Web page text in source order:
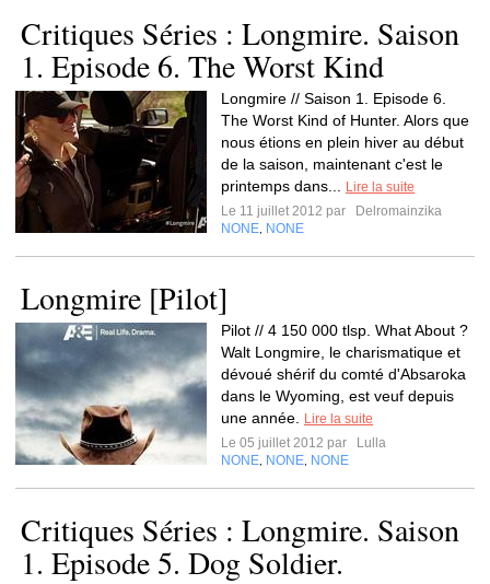
Critiques Séries : Longmire. Saison
1. Episode 6. The Worst Kind
Longmire // Saison 1. Episode 6.
The Worst Kind of Hunter. Alors que
nous étions en plein hiver au début
de la saison, maintenant c'est le
printemps dans...
Lire la suite
Le 11 juillet 2012 par
Delromainzika
NONE NONE
Longmire [Pilot]
Pilot // 4 150 000 tlsp. What About ?
Walt Longmire, le charismatique et
dévoué shérif du comté d'Absaroka
dans le Wyoming, est veuf depuis
une année.
Lire la suite
Le 05 juillet 2012 par
Lulla
NONE NONE NONE
Critiques Séries : Longmire. Saison
1. Episode 5. Dog Soldier.